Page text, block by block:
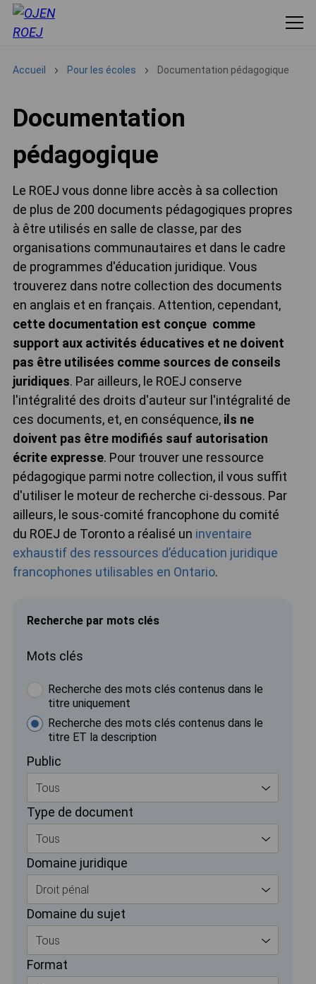
Accueil Pour les écoles Documentation pédagogique
Documentation
pédagogique
Le ROEJ vous donne libre accès à sa collection
de plus de 200 documents pédagogiques propres
à être utilisés en salle de classe, par des
organisations communautaires et dans le cadre
de programmes d'éducation juridique. Vous
trouverez dans notre collection des documents
en anglais et en français. Attention, cependant,
cette documentation est conçue comme
support aux activités éducatives et ne doivent
pas être utilisées comme sources de conseils
juridiques. Par ailleurs, le ROEJ conserve
l'intégralité des droits d'auteur sur l'intégralité de
ces documents, et, en conséquence, ils ne
doivent pas être modifiés sauf autorisation
écrite expresse. Pour trouver une ressource
pédagogique parmi notre collection, il vous suffit
d'utiliser le moteur de recherche ci-dessous. Par
ailleurs, le sous-comité francophone du comité
du ROEJ de Toronto a réalisé un inventaire
exhaustif des ressources d’éducation juridique
francophones utilisables en Ontario.
Recherche par mots clés
Mots clés
Recherche des mots clés contenus dans le
titre uniquement
Recherche des mots clés contenus dans le
titre ET la description
Public
Tous
Type de document
Tous
Domaine juridique
Droit pénal
Domaine du sujet
Tous
Format